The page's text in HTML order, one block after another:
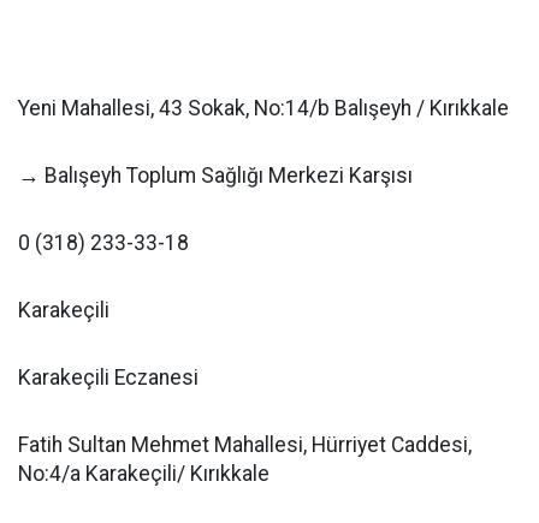
Yeni Mahallesi, 43 Sokak, No:14/b Balışeyh / Kırıkkale
→ Balışeyh Toplum Sağlığı Merkezi Karşısı
0 (318) 233-33-18
Karakeçili
Karakeçili Eczanesi
Fatih Sultan Mehmet Mahallesi, Hürriyet Caddesi,
No:4/a Karakeçili/ Kırıkkale